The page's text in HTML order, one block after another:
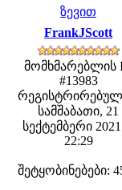
ზევით
FrankJScott
მომხმარებლის
#13983
სამშაბათი, 21
სექტემბერი
22:29
შეტყობინებები: